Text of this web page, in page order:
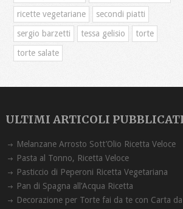
ricette vegetariane
secondi piatti
sergio barzetti
tessa gelisio
torte
torte salate
ULTIMI ARTICOLI
Melanzane Arrosto Sott’Olio Ricetta ‏Veloce
Pasta al Tonno, Ricetta Veloce
Pasticcio di Peperoni Ricetta Vegetariana
Pan di Spagna all’Acqua Ricetta
Decorazione per Torte fai da te con Carta